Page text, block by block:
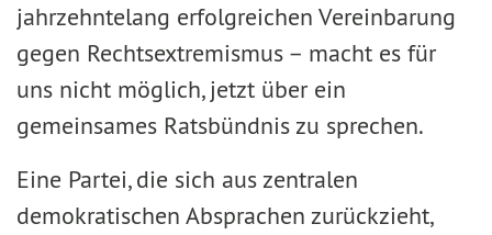
jahrzehntelang erfolgreichen Vereinbarung
gegen Rechtsextremismus – macht es für
uns nicht möglich, jetzt über ein
gemeinsames Ratsbündnis zu sprechen.
Eine Partei, die sich aus zentralen
demokratischen Absprachen zurückzieht,